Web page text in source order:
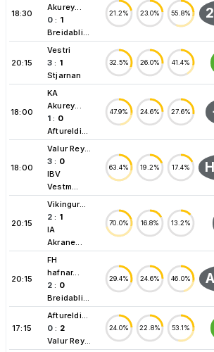
18:30
Akurey...
0 : 1
Breidabli...
21.2% 23.0% 55.8%
20:15
Vestri
3 : 1
Stjarnan
32.5% 26.0% 41.4%
18:00
KA
Akurey...
1 : 0
Aftureldi...
47.9% 24.6% 27.6%
18:00
Valur Rey...
3 : 0
IBV
Vestm...
63.4% 19.2% 17.4%
20:15
Vikingur...
2 : 1
IA
Akrane...
70.0% 16.8% 13.2%
20:15
FH
hafnar...
2 : 0
Breidabli...
29.4% 24.6% 46.0%
17:15
Aftureldi...
0 : 2
Valur Rey...
24.0% 22.8% 53.1%